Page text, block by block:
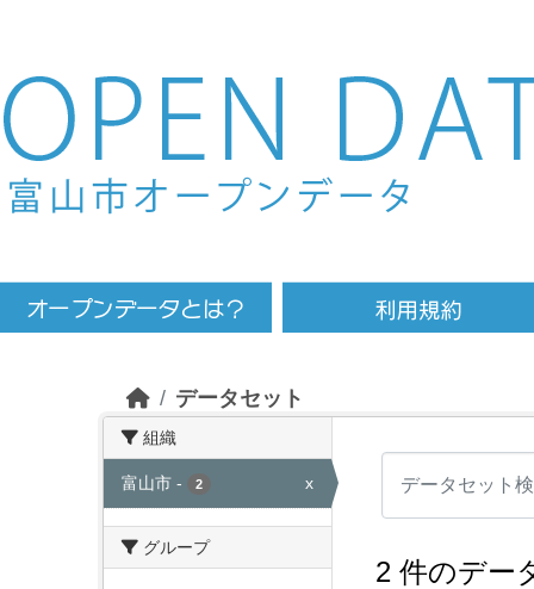
Skip to main content
データセット
組織
富山市 - 2 x
グループ
2 件のデー